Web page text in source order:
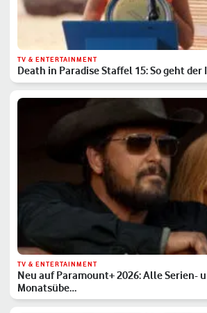
TV & ENTERTAINMENT
Death in Paradise Staffel 15: So geht
TV & ENTERTAINMENT
Neu auf Paramount+ 2026: Alle Serien-
Monatsübe…